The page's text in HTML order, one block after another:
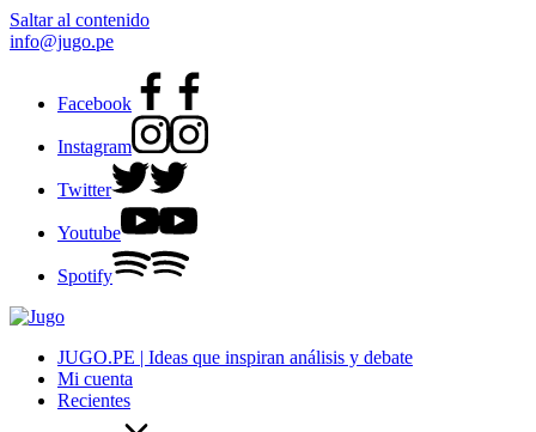
Saltar al contenido
info@jugo.pe
Facebook
Instagram
Twitter
Youtube
Spotify
JUGO.PE | Ideas que inspiran análisis y debate
Mi cuenta
Recientes